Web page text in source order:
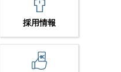
採用情報